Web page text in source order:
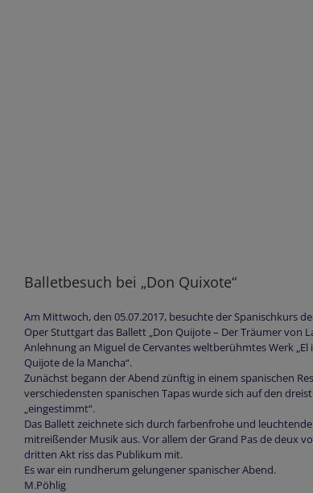
Balletbesuch bei „Don Quixote“
Am Mittwoch, den 05.07.2017, besuchte der Spanischkurs
Oper Stuttgart das Ballett „Don Quijote – Der Träumer von
Anlehnung an Miguel de Cervantes weltberühmtes Werk
Quijote de la Mancha“.
Zunächst begann der Abend zünftig in einem spanischen
verschiedensten spanischen Tapas wurde sich auf den
„eingestimmt“.
Das Ballett zeichnete sich durch farbenfrohe und
mitreißender Musik aus. Vor allem der Grand Pas de deux
dritten Akt riss das Publikum mit.
Es war ein rundherum gelungener spanischer Abend.
M.Pöhlig